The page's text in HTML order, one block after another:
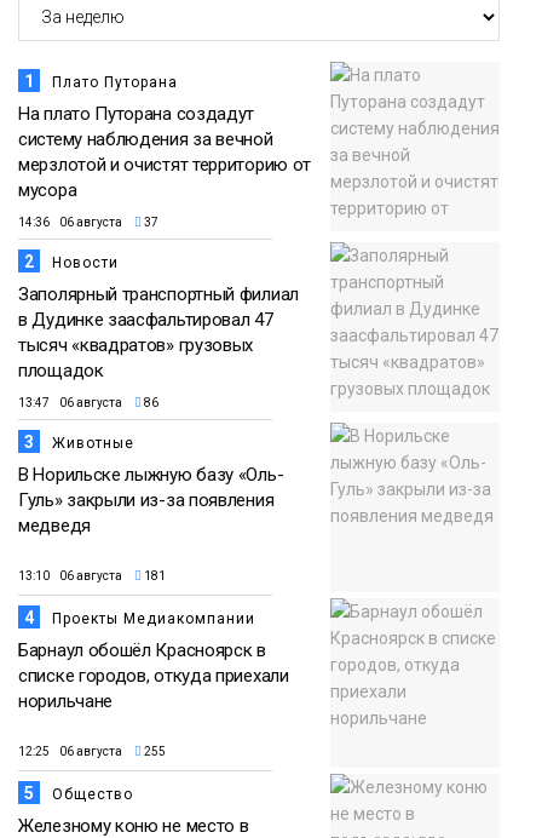
1 Плато Путорана
На плато Путорана создадут
систему наблюдения за вечной
мерзлотой и очистят территорию от
мусора
14:36 06 августа 37
2 Новости
Заполярный транспортный филиал
в Дудинке заасфальтировал 47
тысяч «квадратов» грузовых
площадок
13:47 06 августа 86
3 Животные
В Норильске лыжную базу «Оль-
Гуль» закрыли из-за появления
медведя
13:10 06 августа 181
4 Проекты Медиакомпании
Барнаул обошёл Красноярск в
списке городов, откуда приехали
норильчане
12:25 06 августа 255
5 Общество
Железному коню не место в